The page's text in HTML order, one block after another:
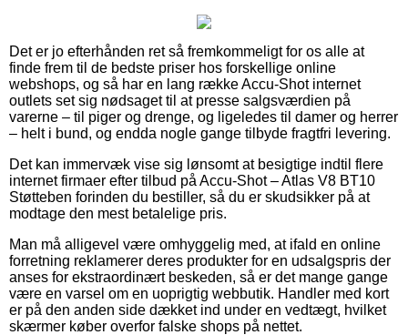
Det er jo efterhånden ret så fremkommeligt for os alle at
finde frem til de bedste priser hos forskellige online
webshops, og så har en lang række Accu-Shot internet
outlets set sig nødsaget til at presse salgsværdien på
varerne – til piger og drenge, og ligeledes til damer og herrer
– helt i bund, og endda nogle gange tilbyde fragtfri levering.
Det kan immervæk vise sig lønsomt at besigtige indtil flere
internet firmaer efter tilbud på Accu-Shot – Atlas V8 BT10
Støtteben forinden du bestiller, så du er skudsikker på at
modtage den mest betalelige pris.
Man må alligevel være omhyggelig med, at ifald en online
forretning reklamerer deres produkter for en udsalgspris der
anses for ekstraordinært beskeden, så er det mange gange
være en varsel om en uoprigtig webbutik. Handler med kort
er på den anden side dækket ind under en vedtægt, hvilket
skærmer køber overfor falske shops på nettet.